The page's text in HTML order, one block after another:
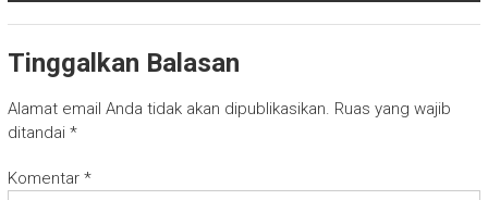
Tinggalkan Balasan
Alamat email Anda tidak akan dipublikasikan. Ruas yang wajib
ditandai *
Komentar *